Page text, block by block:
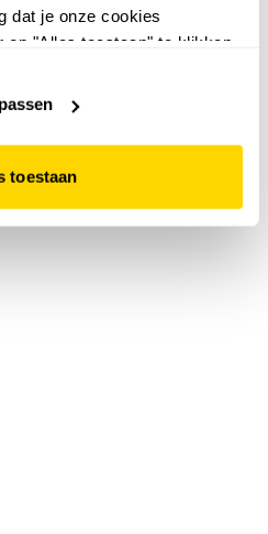
dat je onze cookies
"Alles toestaan" te klikken.
toestaan